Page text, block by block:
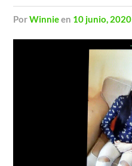
porWinnieen 10 junio, 2020